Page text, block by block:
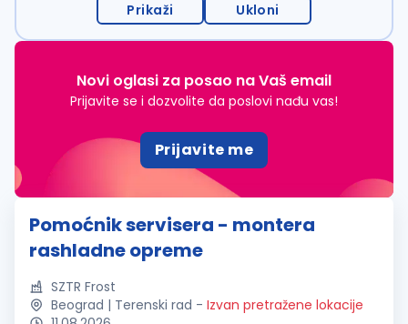
Prikaži Ukloni
Novi oglasi za posao na Vaš email
Prijavite se i dozvolite da poslovi nađu vas!
Prijavite me
Pomoćnik servisera - montera
rashladne opreme
SZTR Frost
Beograd | Terenski rad - Izvan pretražene lokacije